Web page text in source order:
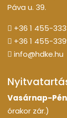
Páva u. 39.
+36 1 455-
+36 1 455-
info@hdke.hu
Vasárnap-
órakor zár.)